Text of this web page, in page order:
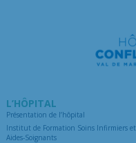
L’HÔPITAL
Présentation de l’hôpital
Institut de Formation Soins Infirmiers et
Aides-Soignants